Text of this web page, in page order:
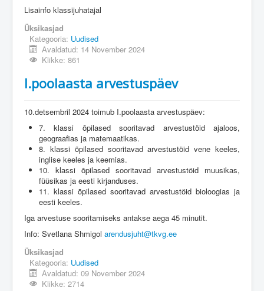
Lisainfo klassijuhatajal
Üksikasjad
Kategooria: Uudised
Avaldatud: 14 November 2024
Klikke: 861
I.poolaasta arvestuspäev
10.detsembril 2024 toimub I.poolaasta arvestuspäev:
7. klassi õpilased sooritavad arvestustöid ajaloos,
geograafias ja matemaatikas.
8. klassi õpilased sooritavad arvestustöid vene keeles,
inglise keeles ja keemias.
10. klassi õpilased sooritavad arvestustöid muusikas,
füüsikas ja eesti kirjanduses.
11. klassi õpilased sooritavad arvestustöid bioloogias ja
eesti keeles.
Iga arvestuse sooritamiseks antakse aega 45 minutit.
Info: Svetlana Shmigol arendusjuht@tkvg.ee
Üksikasjad
Kategooria: Uudised
Avaldatud: 09 November 2024
Klikke: 2714